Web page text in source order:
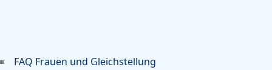
FAQ Frauen und Gleichstellung